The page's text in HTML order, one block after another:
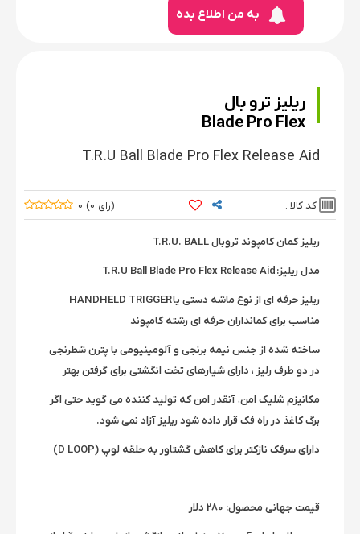
به من اطلاع بده
ریلیز ترو بال
Blade Pro Flex
T.R.U Ball Blade Pro Flex Release Aid
0 0 کد کالا :
ریلیز کمان کامپوند تروبال T.R.U. BALL
مدل ریلیز: T.R.U Ball Blade Pro Flex Release Aid
ریلیز حرفه ای از نوع ماشه دستی یا HANDHELD TRIGGER
مناسب برای کمانداران حرفه ای رشته کامپوند
ساخته شده از جنس نیمه برنجی و آلومینیومی با پترن شطرنجی
در دو طرف رلیز ، دارای شیارهای تخت انگشتی برای گرفتن بهتر
مکانیزم شلیک امن، آنقدر امن که تولید کننده می گوید حتی اگر
برگ کاغذ در راه فک قرار داده شود ریلیز آزاد نمی شود.
دارای سرفک نازکتر برای کاهش گشتاور به حلقه لوپ (D LOOP)
قیمت جهانی محصول: 280 دلار